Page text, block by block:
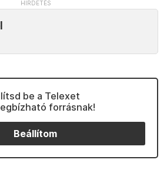
be a Telexet
forrásnak!
Beállítom